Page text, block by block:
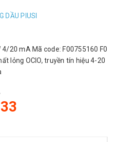
DẦU PIUSI
20 mA Mã code: F00755160 F0
lỏng OCIO, truyền tín hiệu 4-20